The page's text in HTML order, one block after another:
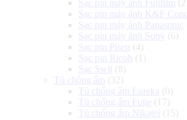
Sạc pin máy ảnh Fujifilm
Sạc pin máy ảnh K&F
Sạc pin máy ảnh Panasonic
Sạc pin máy ảnh Sony (6)
Sạc pin Pisen
(4)
Sạc pin Ricoh
(1)
Sạc Swit (8)
Tủ chống ẩm (32)
Tủ chống ẩm Eureka (0)
Tủ chống ẩm Fujie (17)
Tủ chống ẩm Nikatei (15)